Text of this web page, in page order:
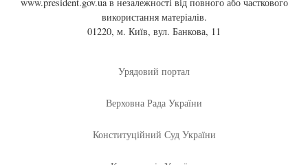
використання матеріалів.
01220, м. Київ, вул. Банкова, 11
Урядовий портал
Верховна Рада України
Конституційний Суд України